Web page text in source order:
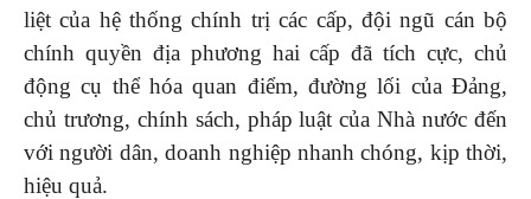
liệt của hệ thống chính trị các cấp, đội ngũ cán bộ
chính quyền địa phương hai cấp đã tích cực, chủ
động cụ thể hóa quan điểm, đường lối của Đảng,
chủ trương, chính sách, pháp luật của Nhà nước đến
với người dân, doanh nghiệp nhanh chóng, kịp thời,
hiệu quả.